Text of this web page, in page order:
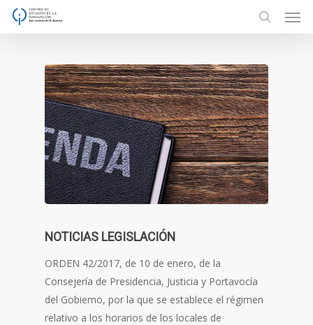
Skip
search
NOTICIAS LEGISLACIÓN
ORDEN 42/2017, de 10 de enero, de la
Consejería de Presidencia, Justicia y Portavocía
del Gobierno, por la que se establece el régimen
relativo a los horarios de los locales de